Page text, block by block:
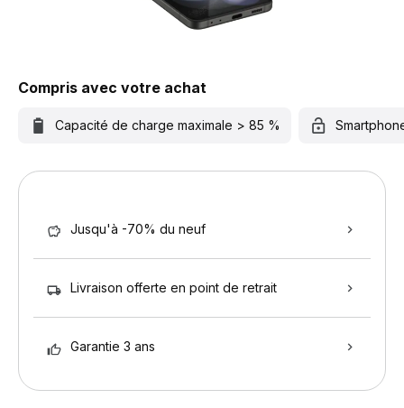
Compris avec votre achat
Capacité de charge maximale > 85 %
Jusqu'à -70% du neuf
Livraison offerte en point de retrait
Garantie 3 ans